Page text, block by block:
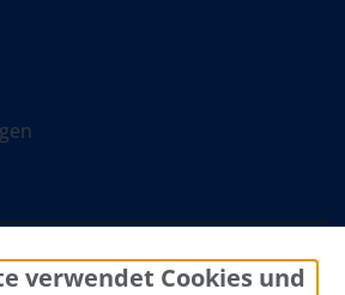
verwendet Cookies und